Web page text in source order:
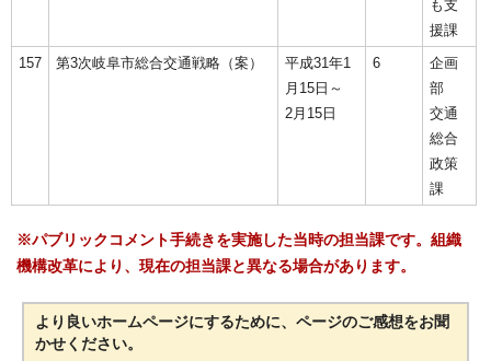
も支
援課
157
第3次岐阜市総合交通戦略（案）
平成31年1
月15日～
2月15日
6
企画
部
交通
総合
政策
課
※パブリックコメント手続きを実施した当時の担当課です。組織
機構改革により、現在の担当課と異なる場合があります。
より良いホームページにするために、ページのご感想をお聞
かせください。